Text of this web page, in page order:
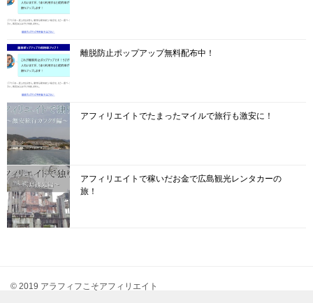
離脱防止ポップアップ無料配布中！
アフィリエイトでたまったマイルで旅行も激安に！
アフィリエイトで稼いだお金で広島観光レンタカーの
旅！
© 2019 アラフィフこそアフィリエイト